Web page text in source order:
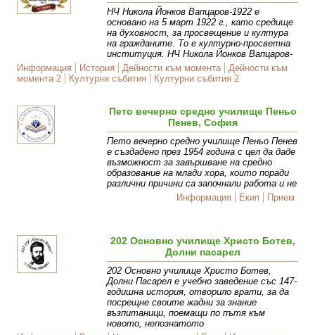
НЧ Никола Йонков Вапцаров-1922 е
основано на 5 март 1922 г., като средище
на духовност, за просвещение и култура
на гражданите. То е културно-просветна
институция. НЧ Никола Йонков Вапцаров-
Информация
История Дейности към момента
Дейности към
момента 2
Културни събития Културни събития 2
Пето вечерно средно училище Пеньо
Пенев, София
Пето вечерно средно училище Пеньо Пенев
е създадено през 1954 година с цел да даде
възможност за завършване на средно
образование на млади хора, които поради
различни причини са започнали работа и не
Информация
Екип Прием
202 Основно училище Христо Ботев,
Долни пасарел
202 Основно училище Христо Ботев,
Долни Пасарел е учебно заведение със 147-
годишна история, отворило врати, за да
посрещне своите жадни за знание
възпитаници, поемащи по пътя към
новото, непознатото